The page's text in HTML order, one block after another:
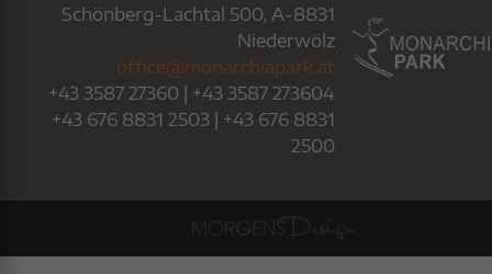
Schönberg-Lachtal 500, A-8831
Niederwölz
office@monarchiapark.at
+43 3587 27360
+43 3587 273604
+43 676 8831 2503
+43 676 8831
2500